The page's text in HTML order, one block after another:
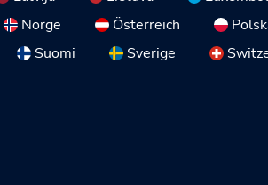
Norge
Österreich
Suomi
Sverige